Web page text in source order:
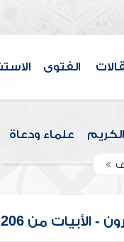
الفتوى
الكريم علماء ودعاة
من 206-216